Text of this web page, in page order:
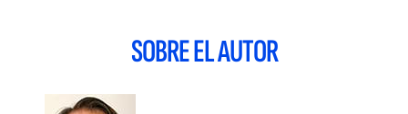
Emprenditud.- Geshábito.- Gomunicaemoción.-
SOBRE EL AUTOR